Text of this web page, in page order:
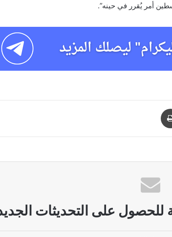
أمر يُقرر في حينه”.
للحصول على التحديثات